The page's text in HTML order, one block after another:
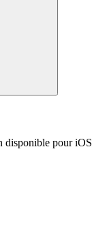
disponible pour iOS